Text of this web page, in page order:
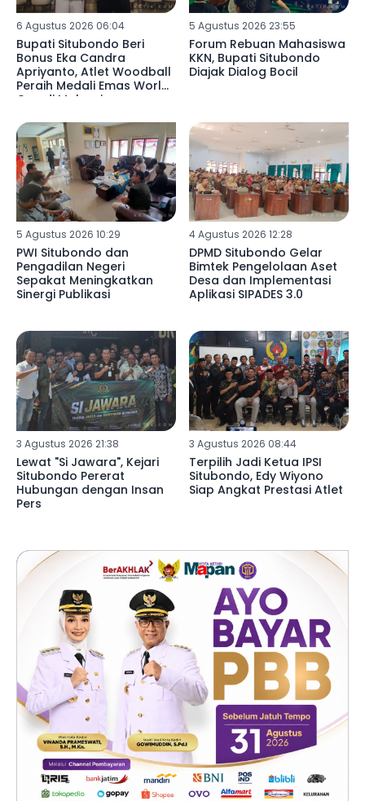
6 Agustus 2026 06:04
Bupati Situbondo Beri
Bonus Eka Candra
Apriyanto, Atlet Woodball
Peraih Medali Emas World
Cup di Malaysia
5 Agustus 2026 23:55
Forum Rebuan Mahasiswa
KKN, Bupati Situbondo
Diajak Dialog Bocil
5 Agustus 2026 10:29
PWI Situbondo dan
Pengadilan Negeri
Sepakat Meningkatkan
Sinergi Publikasi
4 Agustus 2026 12:28
DPMD Situbondo Gelar
Bimtek Pengelolaan Aset
Desa dan Implementasi
Aplikasi SIPADES 3.0
3 Agustus 2026 21:38
Lewat "Si Jawara", Kejari
Situbondo Pererat
Hubungan dengan Insan
Pers
3 Agustus 2026 08:44
Terpilih Jadi Ketua IPSI
Situbondo, Edy Wiyono
Siap Angkat Prestasi Atlet